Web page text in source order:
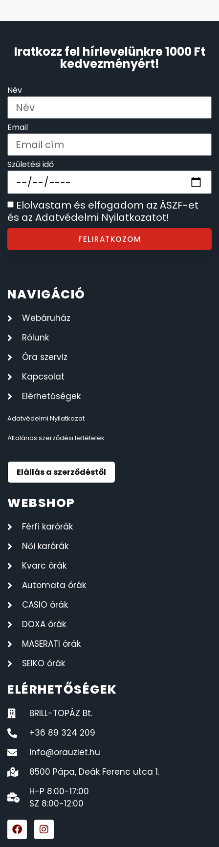
Iratkozz fel hírlevelünkre 1000 Ft
kedvezményért!
Név
Email
Születési idő
Elolvastam és elfogadom az ÁSZF-et
és az Adatvédelmi Nyilatkozatot!
FELIRATKOZOM
NAVIGÁCIÓ
Webáruház
Rólunk
Óra szerviz
Kapcsolat
Elérhetőségek
Adatvédelmi Nyilatkozat
Általános szerződési feltételek
Elállás a szerződéstől
WEBSHOP
Férfi karórák
Női karórák
Kvarc órák
Automata órák
CASIO órák
DOXA órák
MASERATI órák
SEIKO órák
ELÉRHETŐSÉGEK
BRILL-TOPÁZ Bt.
+36 89 324 209
info@orauzlet.hu
8500 Pápa, Deák Ferenc utca 1.
H-P 8:00-17:00
SZ 8:00-12:00